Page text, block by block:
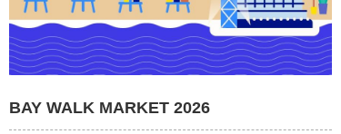
BAY WALK MARKET 2026